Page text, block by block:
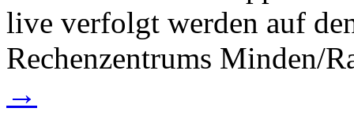
live verfolgt werden auf
Rechenzentrums Minden/
→